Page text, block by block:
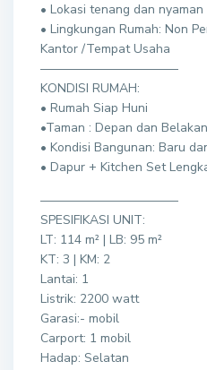
• Lokasi tenang dan nyaman
• Lingkungan Rumah: Non
Kantor /Tempat Usaha
———————————
KONDISI RUMAH:
• Rumah Siap Huni
•Taman : Depan dan
• Kondisi Bangunan: Baru
• Dapur + Kitchen Set
———————————
SPESIFIKASI UNIT:
LT: 114 m² | LB: 95 m²
KT: 3 | KM: 2
Lantai: 1
Listrik: 2200 watt
Garasi:- mobil
Carport: 1 mobil
Hadap: Selatan